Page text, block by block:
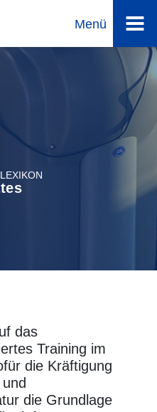
Menü
das
Training im
die Kräftigung
die Grundlage